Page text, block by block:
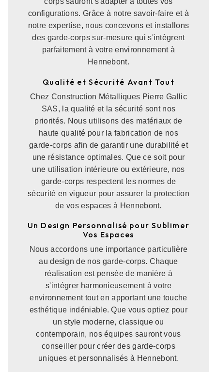
configurations. Grâce à notre savoir-faire et à
notre expertise, nous concevons et installons
des garde-corps sur-mesure qui s'intègrent
parfaitement à votre environnement à
Hennebont.
Qualité et Sécurité Avant Tout
Chez Construction Métalliques Pierre Gallic
SAS, la qualité et la sécurité sont nos
priorités. Nous utilisons des matériaux de
haute qualité pour la fabrication de nos
garde-corps afin de garantir une durabilité et
une résistance optimales. Que ce soit pour
une utilisation intérieure ou extérieure, nos
garde-corps respectent les normes de
sécurité en vigueur pour assurer la protection
de vos espaces à Hennebont.
Un Design Personnalisé pour Sublimer
Vos Espaces
Nous accordons une importance particulière
au design de nos garde-corps. Chaque
réalisation est pensée de manière à
s'intégrer harmonieusement à votre
environnement tout en apportant une touche
esthétique indéniable. Que vous optiez pour
un style moderne, classique ou
contemporain, nos équipes sauront vous
conseiller pour créer des garde-corps
uniques et personnalisés à Hennebont.